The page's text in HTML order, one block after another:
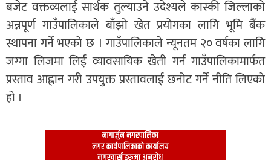
बजेट वक्तव्यलाई सार्थक तुल्याउने उदेश्यले कास्की जिल्लाको
अन्नपूर्ण गाउँपालिकाले बाँझो खेत प्रयोगका लागि भूमि बैंक
स्थापना गर्ने भएको छ । गाउँपालिकाले न्यूनतम २० वर्षका लागि
जग्गा लिजमा लिई व्यावसायिक खेती गर्न गाउँपालिकामार्फत
प्रस्ताव आह्वान गरी उपयुक्त प्रस्तावलाई छनोट गर्ने नीति लिएको
हो ।